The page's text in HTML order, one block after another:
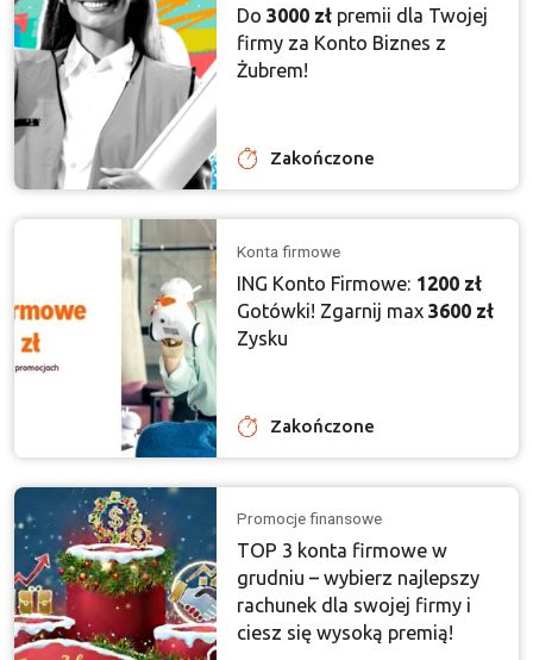
Do3000 zł premii dla Twojej
firmy za Konto Biznes z
Żubrem!
Zakończone
Konta firmowe
ING Konto Firmowe: 1200 zł
Gotówki! Zgarnij max3600 zł
Zysku
Zakończone
Promocje finansowe
TOP 3 konta firmowe w
grudniu – wybierz najlepszy
rachunek dla swojej firmy i
ciesz się wysoką premią!